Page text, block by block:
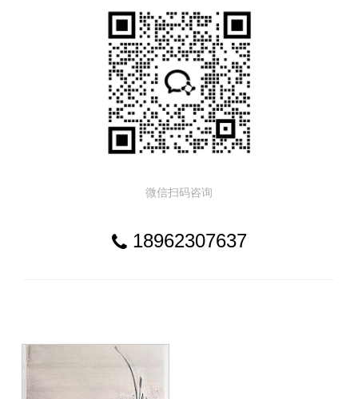
微信扫码咨询
18962307637